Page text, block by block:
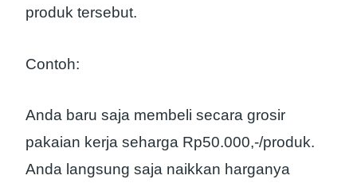
produk tersebut.
Contoh:
Anda baru saja membeli secara grosir
pakaian kerja seharga Rp50.000,-/produk.
Anda langsung saja naikkan harganya